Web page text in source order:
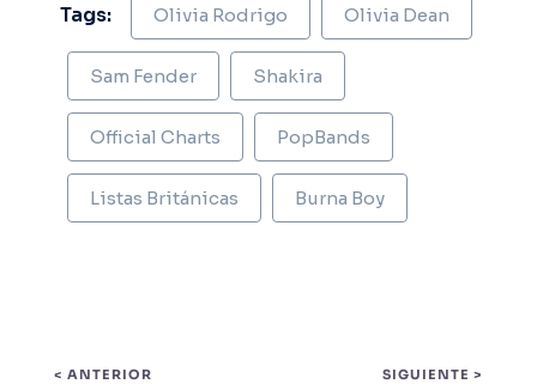
Tags: Olivia Rodrigo Olivia Dean
Sam Fender Shakira
Official Charts PopBands
Listas Británicas Burna Boy
< ANTERIOR SIGUIENTE >